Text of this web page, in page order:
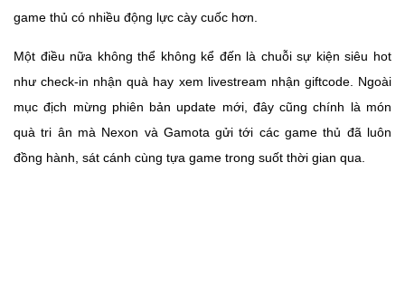
game thủ có nhiều động lực cày cuốc hơn.
Một điều nữa không thể không kể đến là chuỗi sự kiện siêu hot
như check-in nhận quà hay xem livestream nhận giftcode. Ngoài
mục địch mừng phiên bản update mới, đây cũng chính là món
quà tri ân mà Nexon và Gamota gửi tới các game thủ đã luôn
đồng hành, sát cánh cùng tựa game trong suốt thời gian qua.